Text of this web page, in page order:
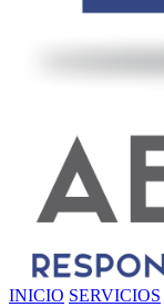
INICIO SERVICIOS